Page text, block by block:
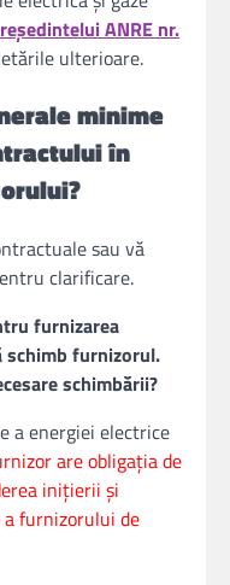
ANRE nr.
ulterioare.
minime
în
sau vă
clarificare.
furnizarea
schimb furnizorul.
schimbării?
a energiei electrice
are obligaţia de
iniţierii şi
furnizorului de